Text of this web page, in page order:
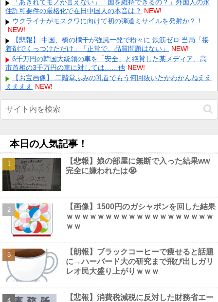
【悲報】 大分県、ガチで逝く・・・・・・ NEW!
【悲報】 取引先専務「Aを20個注文する」 ぼく「いつも1～2個
しか使わないけど本当に20であってる？」 取専「あってる... NEW!
【画像】北朝鮮のビアガール、エッッッッッッッッッッッッッッ
ッッッ！ NEW!
Powered by livedoor 相互RSS
「あきれてモノが言えない」「国を維持できるの？」外国人の永
住許可要件の厳格化で在日中国人の本音は？ NEW!
ウクライナがモスクワに向けて初の弾道ミサイルを発射か？！
NEW!
【悲報】 中国、橋の欄干が強風一発で粉々に 鉄筋ゼロ 当局「接
着剤でくっつけただけ」「正常で、品質問題はない」
NEW!
6千万円の韓国大統領の車を「安全」と絶賛した某メディア、高
市首相の3千万円の車に対しては……他 NEW!
【お宝画像】 二階堂ふみの乳首でもう何回抜いたかわかんねええ
ええええ
NEW!
はアメリカへ生れるぞ」出撃前に残された若者たちの言葉他
NEW!
【動画】 美人女優さん、映画でマ○コのビラビラまでめくらせて
【画像】 テレ東の深夜がスゴイ、セクシー女優のナマ乳をモロ流
し NEW!
阪神・藤川監督 １１日からの同率首位巨人との３連戦へ「敵は
内にあり。自分たちのチームをしっかりやっていく」他
【動画】 役満ボディ・岡田紗佳(32)、ダンスで乳が大暴れ！
NEW!
【悲報】ワイのバイク、バッテリーが上がる他
NEW!
【画像】 44歳女性「こんなおばさんでいいの…？」 NEW!
Powered by livedoor 相互RSS
本日の人気記事！
【悲報】娘の部屋に無断で入った結果ww
完全に嫌われたは😭
【画像】1500円のガシャポンを回した結果
ｗｗｗｗｗｗｗｗｗｗｗｗｗｗｗｗｗｗｗ
ｗｗ
【朗報】ブラックコーヒーで痩せると話題
に→ハーバード大の研究まで飛び出しガリ
レオ民大盛り上がりｗｗｗ
【悲報】消費税減税に反対した財務省エー